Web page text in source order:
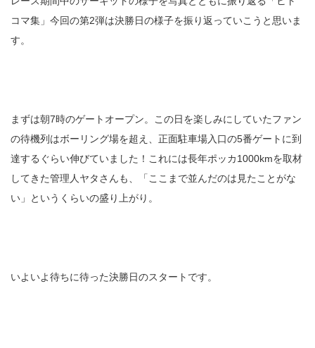
コマ集」今回の第2弾は決勝日の様子を振り返っていこうと思いま
す。
まずは朝7時のゲートオープン。この日を楽しみにしていたファン
の待機列はボーリング場を超え、正面駐車場入口の5番ゲートに到
達するぐらい伸びていました！これには長年ポッカ1000kmを取材
してきた管理人ヤタさんも、「ここまで並んだのは見たことがな
い」というくらいの盛り上がり。
いよいよ待ちに待った決勝日のスタートです。